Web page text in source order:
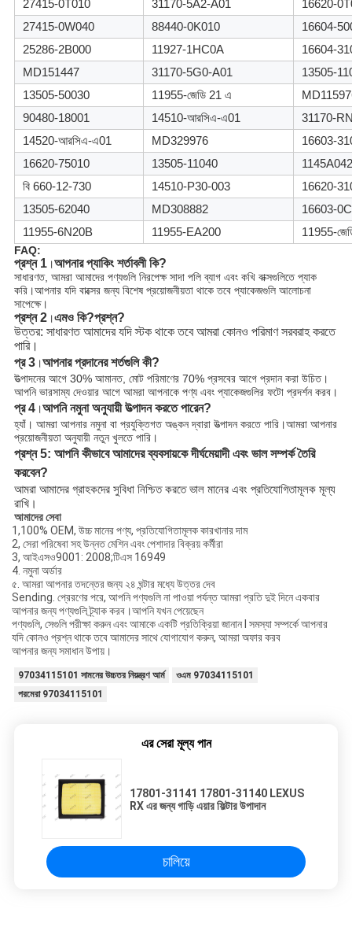
27415-0T010 31170-5A2-A01
16620-
27415-0W040
88440-0K010
16604-
25286-2B000
11927-1HC0A
16604-
MD151447
31170-5G0-A01
13505-
13505-50030
11955-জেডি 21 এ
90480-18001
14510-আরসিএ-এ01
31170-
14520-আরসিএ-এ01
MD329976
16603-
16620-75010
13505-11040
1145A042
বি 660-12-730
14510-P30-003
16620-
13505-62040
MD308882
16603-
11955-6N20B
11955-EA200 11955-
FAQ:
প্রশ্ন 1।আপনার প্যাকিং শর্তাবলী কি?
সাধারণত, আমরা আমাদের পণ্যগুলি নিরপেক্ষ সাদা পলি ব্যাগ এবং কখি বাক্সগুলিতে প্যাক
করি।আপনার যদি বাক্সের জন্য বিশেষ প্রয়োজনীয়তা থাকে তবে প্যাকেজগুলি আলোচনা
সাপেক্ষে।
প্রশ্ন 2।এমও কি?প্রশ্ন?
উত্তর: সাধারণত আমাদের যদি স্টক থাকে তবে আমরা কোনও পরিমাণ সরবরাহ করতে
পারি।
প্র 3।আপনার প্রদানের শর্তগুলি কী?
উত্পাদনের আগে 30% আমানত, মোট পরিমাণের 70% প্রসবের আগে প্রদান করা উচিত।
আপনি ভারসাম্য দেওয়ার আগে আমরা আপনাকে পণ্য এবং প্যাকেজগুলির ফটো প্রদর্শন করব।
প্র 4।আপনি নমুনা অনুযায়ী উত্পাদন করতে পারেন?
হ্যাঁ। আমরা আপনার নমুনা বা প্রযুক্তিগত অঙ্কন দ্বারা উত্পাদন করতে পারি।আমরা আপনার
প্রয়োজনীয়তা অনুযায়ী নতুন খুলতে পারি।
প্রশ্ন 5: আপনি কীভাবে আমাদের ব্যবসায়কে দীর্ঘমেয়াদী এবং ভাল সম্পর্ক তৈরি
করবেন?
আমরা আমাদের গ্রাহকদের সুবিধা নিশ্চিত করতে ভাল মানের এবং প্রতিযোগিতামূলক মূল্য
রাখি।
আমাদের সেবা
1,100% OEM, উচ্চ মানের পণ্য, প্রতিযোগিতামূলক কারখানার দাম
2, সেরা পরিষেবা সহ উন্নত মেশিন এবং পেশাদার বিক্রয় কর্মীরা
3, আইএসও9001: 2008;টিএস 16949
4. নমুনা অর্ডার
৫. আমরা আপনার তদন্তের জন্য ২৪ ঘন্টার মধ্যে উত্তর দেব
Sending. প্রেরণের পরে, আপনি পণ্যগুলি না পাওয়া পর্যন্ত আমরা প্রতি দুই দিনে একবার
আপনার জন্য পণ্যগুলি ট্র্যাক করব।আপনি যখন পেয়েছেন
পণ্যগুলি, সেগুলি পরীক্ষা করুন এবং আমাকে একটি প্রতিক্রিয়া জানান I সমস্যা সম্পর্কে আপনার
যদি কোনও প্রশ্ন থাকে তবে আমাদের সাথে যোগাযোগ করুন, আমরা অফার করব
আপনার জন্য সমাধান উপায়।
97034115101 সামনের উচ্চতর নিয়ন্ত্রণ আর্ম
ওএম 97034115101
পরমেরা 97034115101
এর সেরা মূল্য পান
17801-31141 17801-31140 LEXUS
RX এর জন্য গাড়ি এয়ার ফিল্টার উপাদান
চালিয়ে